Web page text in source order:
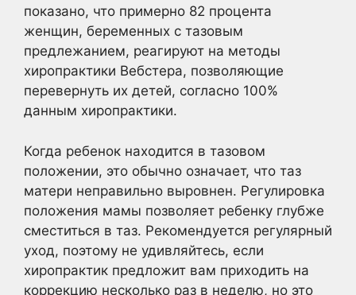
показано, что примерно 82 процента
женщин, беременных с тазовым
предлежанием, реагируют на методы
хиропрактики Вебстера, позволяющие
перевернуть их детей, согласно 100%
данным хиропрактики.
Когда ребенок находится в тазовом
положении, это обычно означает, что таз
матери неправильно выровнен. Регулировка
положения мамы позволяет ребенку глубже
сместиться в таз. Рекомендуется регулярный
уход, поэтому не удивляйтесь, если
хиропрактик предложит вам приходить на
коррекцию несколько раз в неделю, но это